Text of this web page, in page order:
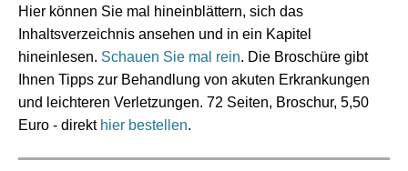
Hier können Sie mal hineinblättern, sich das
Inhaltsverzeichnis ansehen und in ein Kapitel
hineinlesen. Schauen Sie mal rein. Die Broschüre gibt
Ihnen Tipps zur Behandlung von akuten Erkrankungen
und leichteren Verletzungen. 72 Seiten, Broschur, 5,50
Euro - direkt hier bestellen.